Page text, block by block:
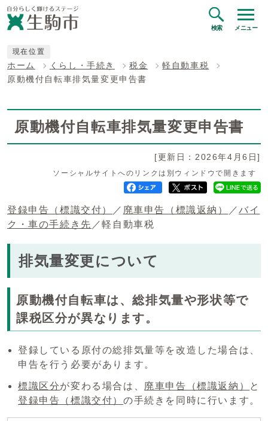
検索 メニュー
現在位置
ホーム くらし・手続き 税金
軽自動車税
原動機付自転車排気量変更申告書
原動機付自転車排気量変更申告書
[更新日：2026年4月6日]
ソーシャルサイトへのリンクは別ウィンドウで開きます
登録申告（標識交付） ／ 廃車申告（標識返納） ／バイ
ク・車の手続き先 ／軽自動車税
排気量変更について
原動機付自転車は、総排気量や形状等で
課税区分が異なります。
登録している原付の総排気量等を改造した場合は、
申告を行う必要があります。
標識区分が変わる場合は、 廃車申告（標識返納）
と
登録申告（標識交付）の手続きを同時に行います。